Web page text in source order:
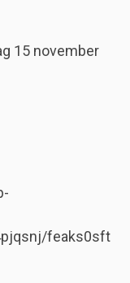
15 november
feaks0sft